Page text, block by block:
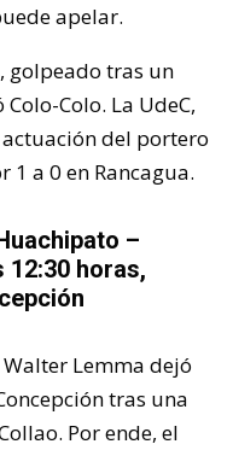
apelar.
golpeado tras un
Colo. La UdeC,
del portero
1 a 0 en Rancagua.
–
12:30 horas,
Lemma dejó
tras una
Por ende, el